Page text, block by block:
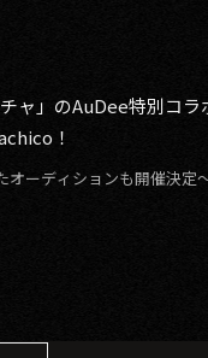
ャ」のAuDee特別コ
！
オーディションも開催決定